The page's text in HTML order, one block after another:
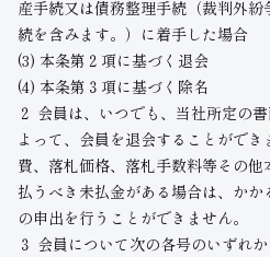
産手続又は債務整理手続（裁判外
続を含みます。）に着手した場合
(3) 本条第２項に基づく退会
(4) 本条第３項に基づく除名
２ 会員は、いつでも、当社所定の
よって、会員を退会することがで
費、落札価格、落札手数料等その
払うべき未払金がある場合は、か
の申出を行うことができません。
３ 会員について次の各号のいずれ